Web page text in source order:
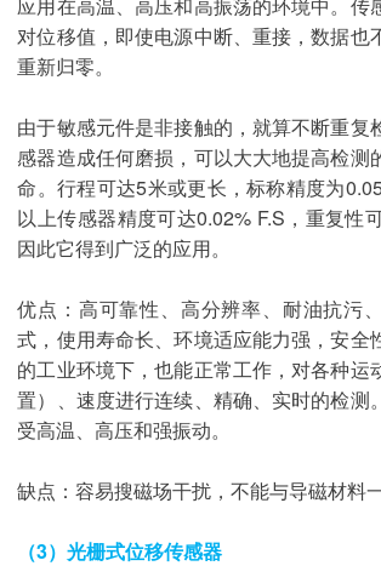
应用在高温、高压和高振荡的环境中。传
对位移值，即使电源中断、重接，数据也
重新归零。
由于敏感元件是非接触的，就算不断重复
感器造成任何磨损，可以大大地提高检测
命。行程可达5米或更长，标称精度为
以上传感器精度可达0.02% F.S，重复性
因此它得到广泛的应用。
优点：高可靠性、高分辨率、耐油抗污
式，使用寿命长、环境适应能力强，安全
的工业环境下，也能正常工作，对各种运
置）、速度进行连续、精确、实时的检测
受高温、高压和强振动。
缺点：容易搜磁场干扰，不能与导磁材料
（3）光栅式位移传感器